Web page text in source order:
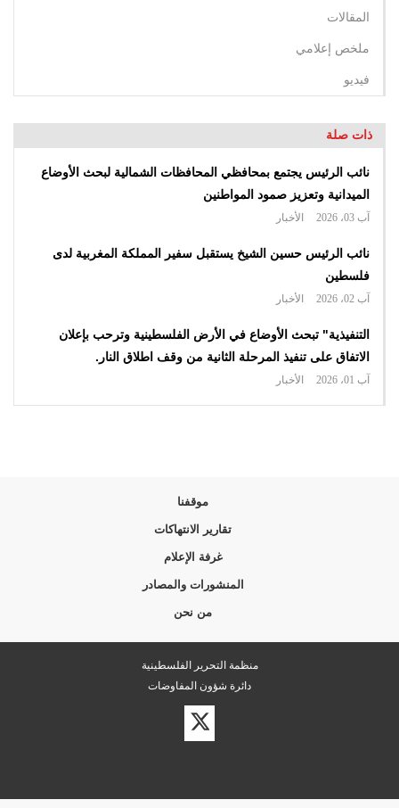
المقالات
ملخص إعلامي
فيديو
ذات صلة
نائب الرئيس يجتمع بمحافظي المحافظات الشمالية لبحث الأوضاع
الميدانية وتعزيز صمود المواطنين
آب 03، 2026 الأخبار
نائب الرئيس حسين الشيخ يستقبل سفير المملكة المغربية لدى
فلسطين
آب 02، 2026 الأخبار
التنفيذية" تبحث الأوضاع في الأرض الفلسطينية وترحب بإعلان
الاتفاق على تنفيذ المرحلة الثانية من وقف اطلاق النار.
آب 01، 2026 الأخبار
موقفنا
تقارير الانتهاكات
غرفة الإعلام
المنشورات والمصادر
من نحن
منظمة التحرير الفلسطينية
دائرة شؤون المفاوضات
زيارة
حسابنا
على